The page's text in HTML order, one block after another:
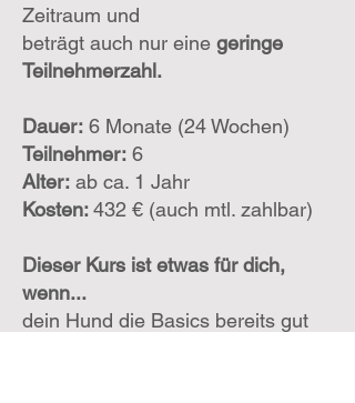
Zeitraum und
beträgt auch nur eine geringe
Teilnehmerzahl.
Dauer: 6 Monate (24 Wochen)
Teilnehmer: 6
Alter: ab ca. 1 Jahr
Kosten:432 € (auch mtl. zahlbar)
Dieser Kurs ist etwas für dich,
wenn...
dein Hund die Basics bereits gut